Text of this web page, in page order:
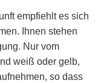
empfiehlt es sich
Ihnen stehen
Nur vom
weiß oder gelb,
so dass